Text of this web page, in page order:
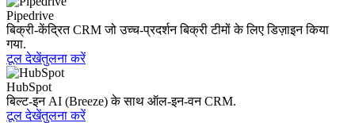
Pipedrive
बिक्री-केंद्रित CRM जो उच्च-प्रदर्शन बिक्री टीमों के लिए डिज़ाइन किया
गया.
टूल देखेंतुलना करें
HubSpot
बिल्ट-इन AI (Breeze) के साथ ऑल-इन-वन CRM.
टूल देखेंतुलना करें